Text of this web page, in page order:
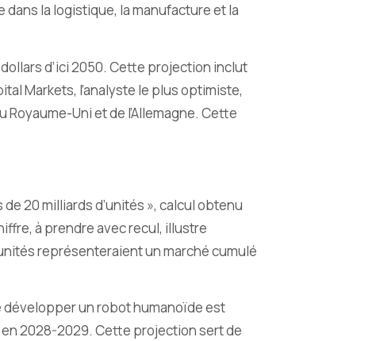
la logistique, la manufacture et la
d’ici 2050. Cette projection inclut
Markets, l’analyste le plus optimiste,
Uni et de l’Allemagne. Cette
20 milliards d’unités », calcul obtenu
à prendre avec recul, illustre
représenteraient un marché cumulé
développer un robot humanoïde est
2028-2029. Cette projection sert de